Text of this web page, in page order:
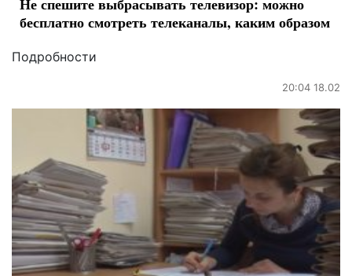
Не спешите выбрасывать телевизор: можно
бесплатно смотреть телеканалы, каким образом
Подробности
20:04 18.02